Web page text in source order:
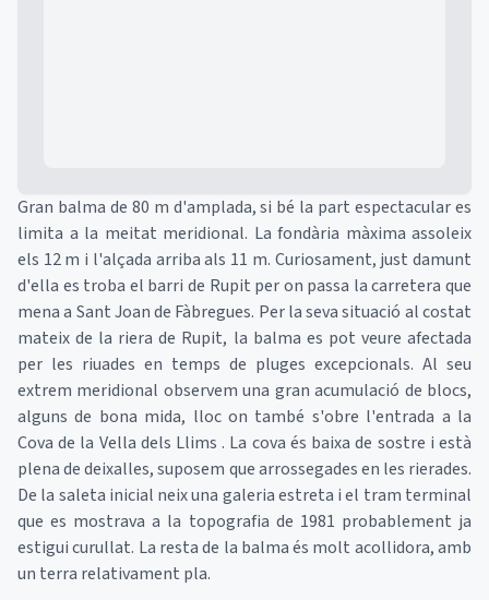
Gran balma de 80 m d'amplada, si bé la part espectacular es
limita a la meitat meridional. La fondària màxima assoleix
els 12 m i l'alçada arriba als 11 m. Curiosament, just damunt
d'ella es troba el barri de Rupit per on passa la carretera que
mena a Sant Joan de Fàbregues. Per la seva situació al costat
mateix de la riera de Rupit, la balma es pot veure afectada
per les riuades en temps de pluges excepcionals. Al seu
extrem meridional observem una gran acumulació de blocs,
alguns de bona mida, lloc on també s'obre l'entrada a la
Cova de la Vella dels Llims . La cova és baixa de sostre i està
plena de deixalles, suposem que arrossegades en les rierades.
De la saleta inicial neix una galeria estreta i el tram terminal
que es mostrava a la topografia de 1981 probablement ja
estigui curullat. La resta de la balma és molt acollidora, amb
un terra relativament pla.